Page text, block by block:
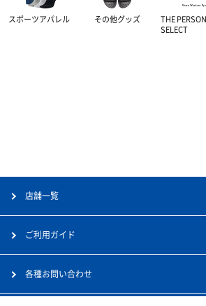
スポーツアパレル その他グッズ
THE PERSON
SELECT
店舗一覧
ご利用ガイド
各種お問い合わせ